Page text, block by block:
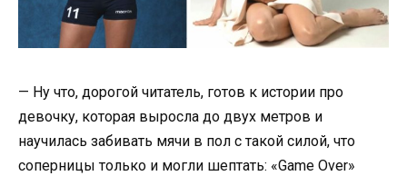
— Ну что, дорогой читатель, готов к истории про
девочку, которая выросла до двух метров и
научилась забивать мячи в пол с такой силой, что
соперницы только и могли шептать: «Game Over»